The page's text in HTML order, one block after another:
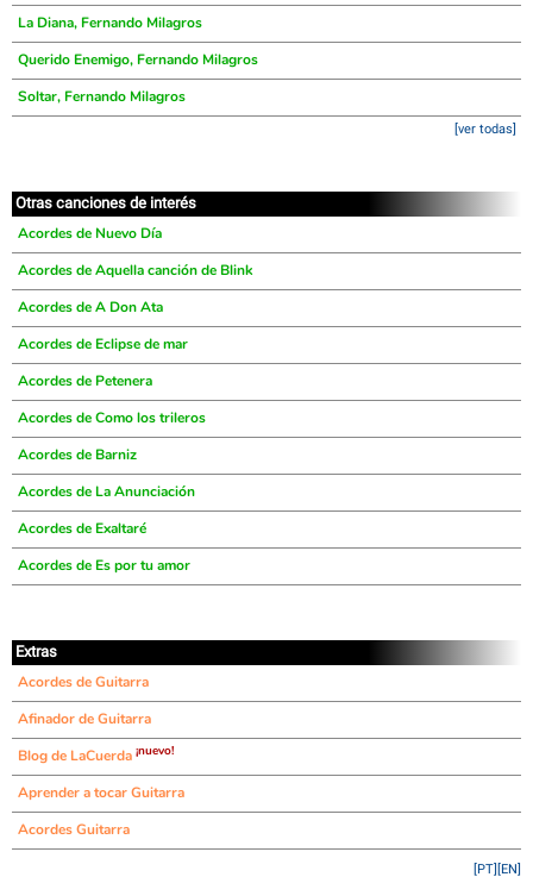
La Diana, Fernando Milagros
Querido Enemigo, Fernando Milagros
Soltar, Fernando Milagros
[ver todas]
Otras canciones de interés
Acordes de Nuevo Día
Acordes de Aquella canción de Blink
Acordes de A Don Ata
Acordes de Eclipse de mar
Acordes de Petenera
Acordes de Como los trileros
Acordes de Barniz
Acordes de La Anunciación
Acordes de Exaltaré
Acordes de Es por tu amor
Extras
Acordes de Guitarra
Afinador de Guitarra
Blog de LaCuerda ¡nuevo!
Aprender a tocar Guitarra
Acordes Guitarra
[EN]
[PT]